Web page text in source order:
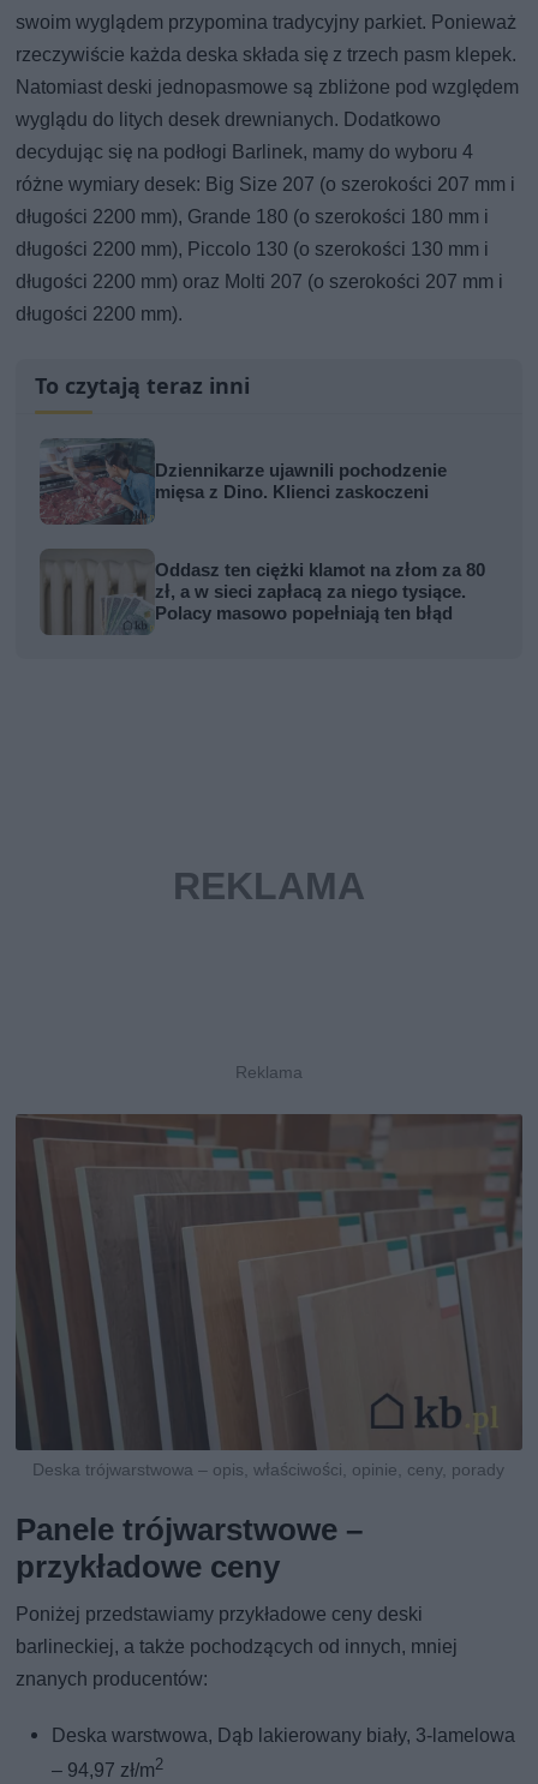
swoim wyglądem przypomina tradycyjny parkiet. Ponieważ
rzeczywiście każda deska składa się z trzech pasm klepek.
Natomiast deski jednopasmowe są zbliżone pod względem
wyglądu do litych desek drewnianych. Dodatkowo
decydując się na podłogi Barlinek, mamy do wyboru 4
różne wymiary desek: Big Size 207 (o szerokości 207 mm i
długości 2200 mm), Grande 180 (o szerokości 180 mm i
długości 2200 mm), Piccolo 130 (o szerokości 130 mm i
długości 2200 mm) oraz Molti 207 (o szerokości 207 mm i
długości 2200 mm).
To czytają teraz inni
Dziennikarze ujawnili pochodzenie
mięsa z Dino. Klienci zaskoczeni
Oddasz ten ciężki klamot na złom za 80
zł, a w sieci zapłacą za niego tysiące.
Polacy masowo popełniają ten błąd
Deska trójwarstwowa – opis, właściwości, opinie, ceny, porady
Panele trójwarstwowe –
przykładowe ceny
Poniżej przedstawiamy przykładowe ceny deski
barlineckiej, a także pochodzących od innych, mniej
znanych producentów:
Deska warstwowa, Dąb lakierowany biały, 3-lamelowa
– 94,97 zł/m2